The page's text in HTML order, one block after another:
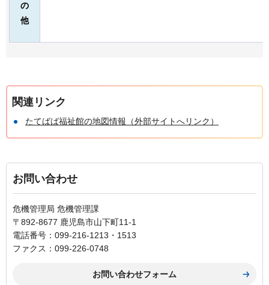
の
他
関連リンク
たてばば福祉館の地図情報（外部サイトへリンク）
お問い合わせ
危機管理局 危機管理課
〒892-8677 鹿児島市山下町11-1
電話番号：099-216-1213・1513
ファクス：099-226-0748